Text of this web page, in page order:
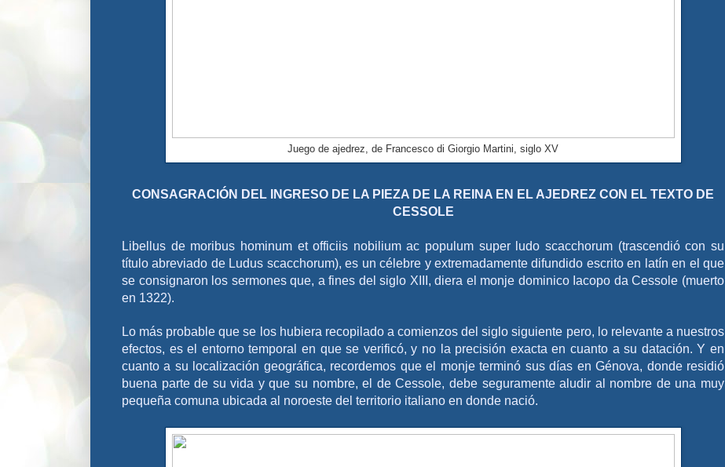
Juego de ajedrez, de Francesco di Giorgio Martini, siglo XV
CONSAGRACIÓN DEL INGRESO DE LA PIEZA DE LA REINA EN EL AJEDREZ CON EL TEXTO DE
CESSOLE
Libellus de moribus hominum et officiis nobilium ac populum super ludo scacchorum (trascendió con su
título abreviado de Ludus scacchorum), es un célebre y extremadamente difundido escrito en latín en el que
se consignaron los sermones que, a fines del siglo XIII, diera el monje dominico Iacopo da Cessole (muerto
en 1322).
Lo más probable que se los hubiera recopilado a comienzos del siglo siguiente pero, lo relevante a nuestros
efectos, es el entorno temporal en que se verificó, y no la precisión exacta en cuanto a su datación. Y en
cuanto a su localización geográfica, recordemos que el monje terminó sus días en Génova, donde residió
buena parte de su vida y que su nombre, el de Cessole, debe seguramente aludir al nombre de una muy
pequeña comuna ubicada al noroeste del territorio italiano en donde nació.